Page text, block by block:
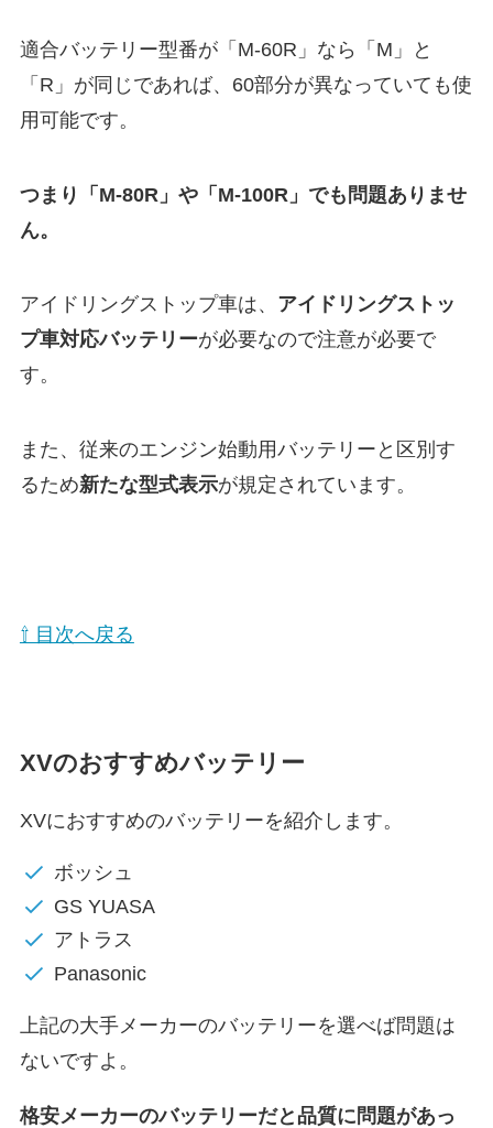
適合バッテリー型番が「M-60R」なら「M」と
「R」が同じであれば、60部分が異なっていても使
用可能です。
つまり「M-80R」や「M-100R」でも問題ありませ
ん。
アイドリングストップ車は、 アイドリングストッ
プ車対応バッテリーが必要なので注意が必要で
す。
また、従来のエンジン始動用バッテリーと区別す
るため新たな型式表示が規定されています。
⇧ 目次へ戻る
XVのおすすめバッテリー
XVにおすすめのバッテリーを紹介します。
ボッシュ
GS YUASA
アトラス
Panasonic
上記の大手メーカーのバッテリーを選べば問題は
ないですよ。
格安メーカーのバッテリーだと 品質に問題があっ